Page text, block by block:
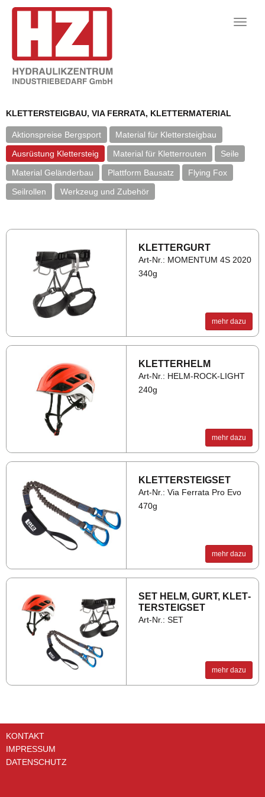
Toggle
KLETTERSTEIGBAU, VIA FERRATA, KLETTERMATERIAL
Aktionspreise Bergsport
Material für Klettersteigbau
Ausrüstung Klettersteig
Material für Kletterrouten
Seile
Material Geländerbau
Plattform Bausatz
Flying Fox
Seilrollen
Werkzeug und Zubehör
KLET­TER­GURT
Art-Nr.: MOMENTUM 4S 2020
340g
mehr dazu
KLET­TER­HELM
Art-Nr.: HELM-ROCK-LIGHT
240g
mehr dazu
KLET­TER­STEIGS­ET
Art-Nr.: Via Ferrata Pro Evo
470g
mehr dazu
SET HELM, GURT, KLET­
TER­STEIGS­ET
Art-Nr.: SET
mehr dazu
KONTAKT
IMPRESSUM
DATENSCHUTZ